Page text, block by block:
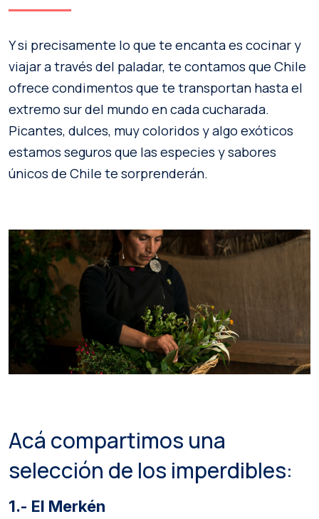
Y si precisamente lo que te encanta es cocinar y
viajar a través del paladar, te contamos que Chile
ofrece condimentos que te transportan hasta el
extremo sur del mundo en cada cucharada.
Picantes, dulces, muy coloridos y algo exóticos
estamos seguros que las especies y sabores
únicos de Chile te sorprenderán.
Acá compartimos una
selección de los imperdibles:
1.- El Merkén